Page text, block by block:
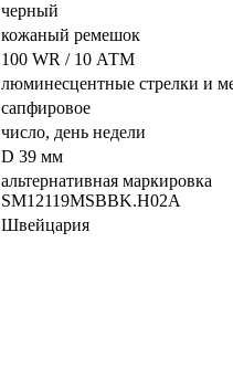
черный
кожаный ремешок
100 WR / 10 АТМ
люминесцентные стрелки и
сапфировое
число, день недели
D 39 мм
альтернативная маркировка
SM12119MSBBK.H02A
Швейцария